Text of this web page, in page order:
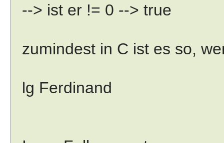
--> ist er != 0 --> true
zumindest in C ist es so,
lg Ferdinand